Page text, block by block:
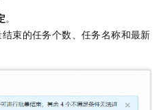
。
束的任务个数、任务名称和最新